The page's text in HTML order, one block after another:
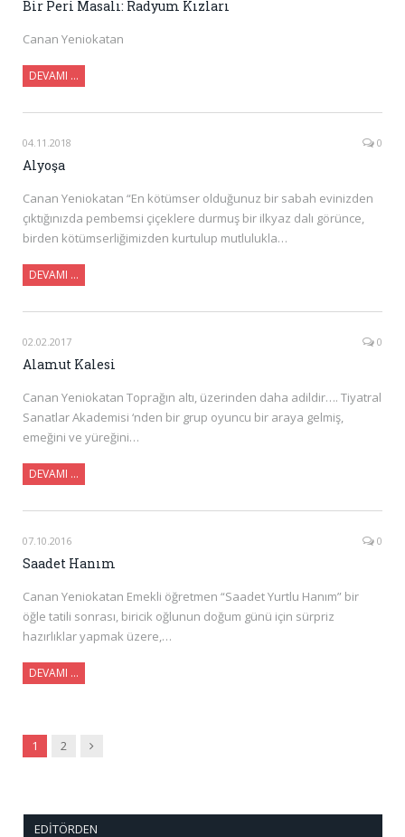
Bir Peri Masalı: Radyum Kızları
Canan Yeniokatan
DEVAMI …
04.11.2018 0
Alyoşa
Canan Yeniokatan “En kötümser olduğunuz bir sabah evinizden
çıktığınızda pembemsi çiçeklere durmuş bir ilkyaz dalı görünce,
birden kötümserliğimizden kurtulup mutlulukla…
DEVAMI …
02.02.2017 0
Alamut Kalesi
Canan Yeniokatan Toprağın altı, üzerinden daha adildir…. Tiyatral
Sanatlar Akademisi ‘nden bir grup oyuncu bir araya gelmiş,
emeğini ve yüreğini…
DEVAMI …
07.10.2016 0
Saadet Hanım
Canan Yeniokatan Emekli öğretmen “Saadet Yurtlu Hanım” bir
öğle tatili sonrası, biricik oğlunun doğum günü için sürpriz
hazırlıklar yapmak üzere,…
DEVAMI …
1 2 Sonraki
EDITÖRDEN